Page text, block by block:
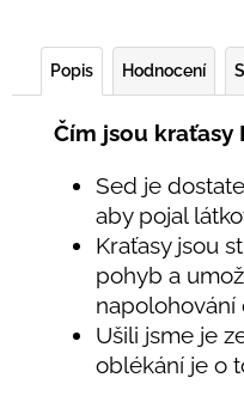
Popis Hodnocení
Čím jsou kraťasy
Sed je
aby pojal
Kraťasy jsou
pohyb a
napolohování
Ušili jsme je
oblékání je o